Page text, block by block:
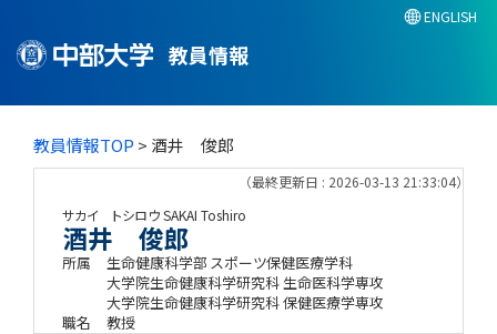
教員情報
ENGLISH
教員情報TOP > 酒井 俊郎
（最終更新日 : 2026-03-13 21:33:04）
サカイ トシロウSAKAI Toshiro
酒井 俊郎
所属
生命健康科学部 スポーツ保健医療学科
大学院生命健康科学研究科 生命医科学専攻
大学院生命健康科学研究科 保健医療学専攻
職名
教授